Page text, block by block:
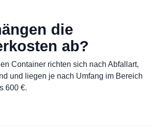
die
ab?
Container richten sich nach Abfallart,
und liegen je nach Umfang im Bereich
600 €.